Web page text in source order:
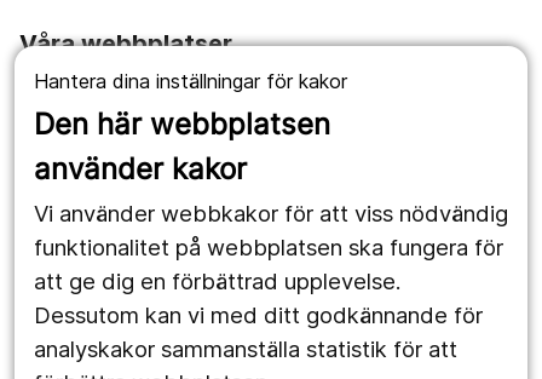
Hantera dina inställningar för kakor
Den här webbplatsen
använder kakor
Vi använder webbkakor för att viss nödvändig
funktionalitet på webbplatsen ska fungera för
att ge dig en förbättrad upplevelse.
Dessutom kan vi med ditt godkännande för
analyskakor sammanställa statistik för att
Våra webbplatser
1177.se
Länstrafiken
Utveckling
Följ oss